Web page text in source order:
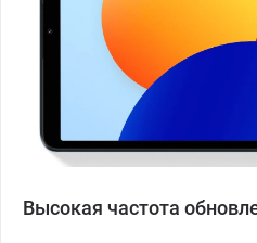
Высокая частота